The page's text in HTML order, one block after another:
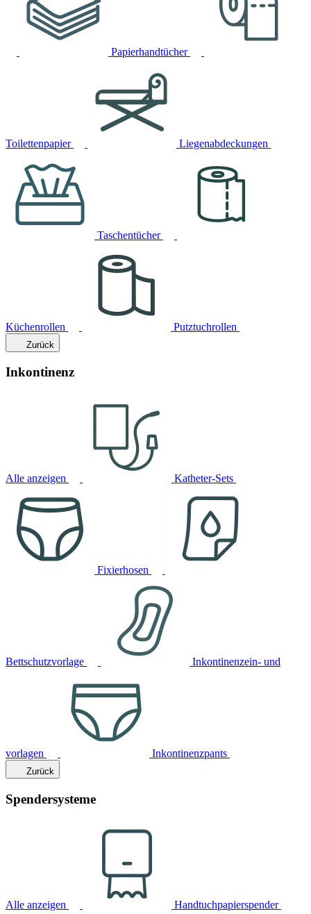
Papierhandtücher
Toilettenpapier Liegenabdeckungen
Taschentücher
Küchenrollen Putztuchrollen
Zurück
Inkontinenz
Alle anzeigen Katheter-Sets
Fixierhosen
Bettschutzvorlage Inkontinenzein- und
vorlagen Inkontinenzpants
Zurück
Spendersysteme
Alle anzeigen Handtuchpapierspender